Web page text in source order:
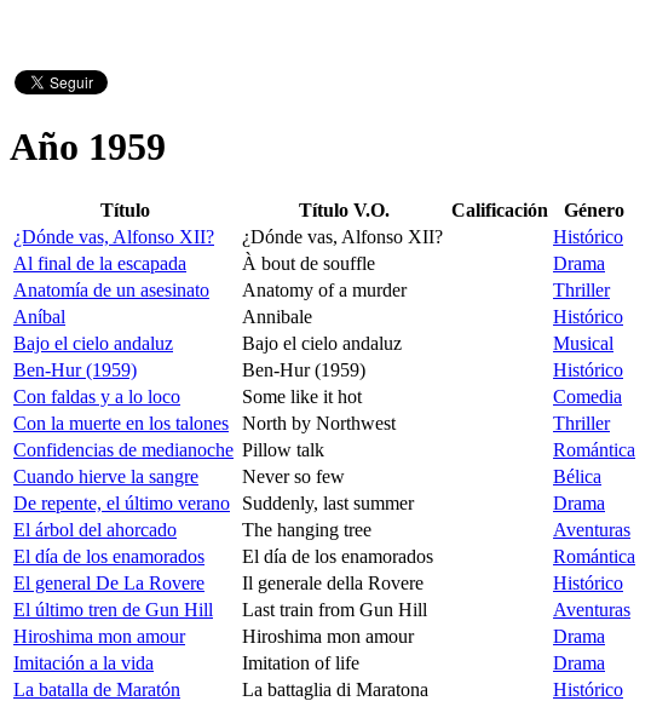
Año 1959
Título Título V.O. Calificación
Género
¿Dónde vas, Alfonso XII?
¿Dónde vas, Alfonso XII?
Histórico
Al final de la escapada
À bout de souffle
Drama
Anatomía de un asesinato
Anatomy of a murder
Thriller
Aníbal
Annibale
Histórico
Bajo el cielo andaluz
Bajo el cielo andaluz
Musical
Ben-Hur (1959)
Ben-Hur (1959)
Histórico
Con faldas y a lo loco
Some like it hot
Comedia
Con la muerte en los talones
North by Northwest
Thriller
Confidencias de medianoche Pillow talk
Romántica
Cuando hierve la sangre
Never so few
Bélica
De repente, el último verano
Suddenly, last summer
Drama
El árbol del ahorcado
The hanging tree
Aventuras
El día de los enamorados
El día de los enamorados
Romántica
El general De La Rovere
Il generale della Rovere
Histórico
El último tren de Gun Hill
Last train from Gun Hill
Aventuras
Hiroshima mon amour
Hiroshima mon amour
Drama
Imitación a la vida
Imitation of life
Drama
La batalla de Maratón
La battaglia di Maratona
Histórico